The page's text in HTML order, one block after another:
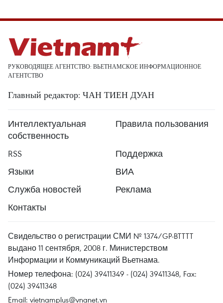
РУКОВОДЯЩЕЕ АГЕНТСТВО: ВЬЕТНАМСКОЕ ИНФОРМАЦИОННОЕ
АГЕНТСТВО
Главный редактор: ЧАН ТИЕН ДУАН
Интеллектуальная
собственность
Правила пользования
RSS
Поддержка
Языки
ВИА
Служба новостей
Реклама
Контакты
Свидельство о регистрации СМИ № 1374/GP-BTTTT
выдано 11 сентября, 2008 г. Министерством
Информации и Коммуникаций Вьетнама.
Номер телефона: (024) 39411349 - (024) 39411348, Fax:
(024) 39411348
Email: vietnamplus@vnanet.vn